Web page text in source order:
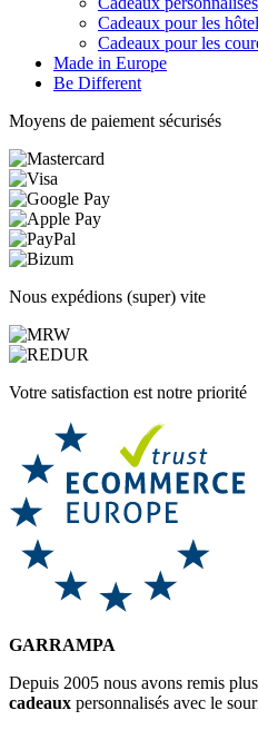
Cadeaux pour les
Cadeaux pour les
Made in Europe
Be Different
Moyens de paiement sécurisés
Nous expédions (super) vite
Votre satisfaction est notre priorité
GARRAMPA
Depuis 2005 nous avons remis
cadeaux personnalisés avec le